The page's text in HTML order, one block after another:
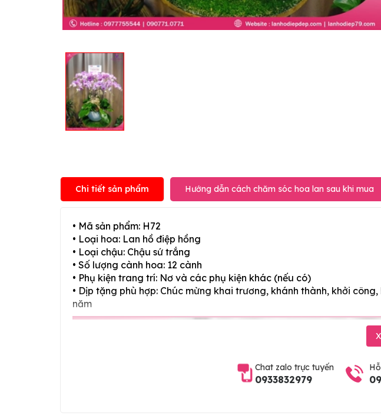
Chi tiết sản phẩm Hướng dẫn cách chăm sóc hoa lan sau khi mua
• Mã sản phẩm: H72
• Loại hoa: Lan hồ điệp hồng
• Loại chậu: Chậu sứ trắng
• Số lượng cành hoa: 12 cành
• Phụ kiện trang trí: Nơ và các phụ kiện khác (nếu có)
• Dịp tặng phù hợp: Chúc mừng khai trương, khánh thành, khởi
năm
Chat zalo trực tuyến
0933832979